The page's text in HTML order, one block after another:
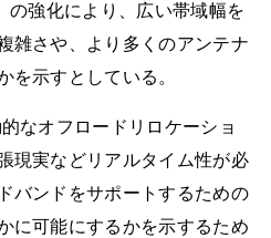
強化により、広い帯域幅を
雑さや、より多くのアンテナ
を示すとしている。
なオフロードリロケーショ
現実などリアルタイム性が必
バンドをサポートするための
に可能にするかを示するため